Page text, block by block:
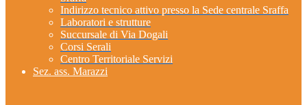
Indirizzo tecnico attivo presso la Sede centrale Sraffa
Laboratori e strutture
Succursale di Via Dogali
Corsi Serali
Centro Territoriale Servizi
Sez. ass. Marazzi